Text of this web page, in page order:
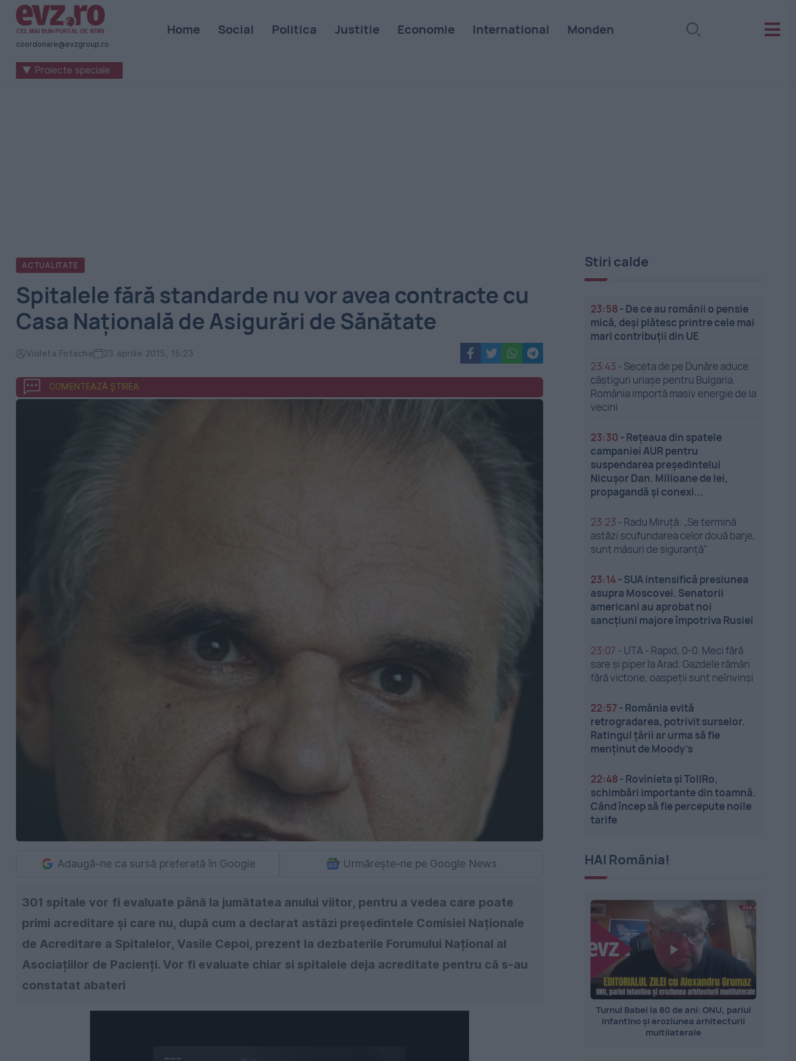
Știri
naționale
internaționale
coordonare@evzgroup.ro
Home Social Politica Justitie Economie International Monden
▼ Proiecte speciale
ACTUALITATE
Spitalele fără standarde nu vor avea contracte cu
Casa Națională de Asigurări de Sănătate
Violeta Fotache 23 aprilie 2015, 15:23
COMENTEAZĂ ȘTIREA
Adaugă-ne ca sursă preferată în Google Urmărește-ne pe Google News
301 spitale vor fi evaluate până la jumătatea anului viitor, pentru a vedea care poate
primi acreditare și care nu, după cum a declarat astăzi președintele Comisiei Naționale
de Acreditare a Spitalelor, Vasile Cepoi, prezent la dezbaterile Forumului Național al
Asociațiilor de Pacienți. Vor fi evaluate chiar si spitalele deja acreditate pentru că s-au
constatat abateri
Stiri calde
23:58 - De ce au românii o pensie
mică, deși plătesc printre cele mai
mari contribuții din UE
23:43 - Seceta de pe Dunăre aduce
câștiguri uriașe pentru Bulgaria.
România importă masiv energie de la
vecini
23:30 - Rețeaua din spatele
campaniei AUR pentru
suspendarea președintelui
Nicușor Dan. Milioane de lei,
propagandă și conexi...
23:23 - Radu Miruță: „Se termină
astăzi scufundarea celor două barje,
sunt măsuri de siguranţă”
23:14- SUA intensifică presiunea
asupra Moscovei. Senatorii
americani au aprobat noi
sancțiuni majore împotriva Rusiei
23:07 - UTA - Rapid, 0-0. Meci fără
sare și piper la Arad. Gazdele rămân
fără victorie, oaspeții sunt neînvinși
22:57 - România evită
retrogradarea, potrivit surselor.
Ratingul țării ar urma să fie
menținut de Moody’s
22:48 - Rovinieta și TollRo,
schimbări importante din toamnă.
Când încep să fie percepute noile
tarife
HAI România!
Turnul Babel la 80 de ani: ONU, pariul
Infantino și eroziunea arhitecturii
multilaterale